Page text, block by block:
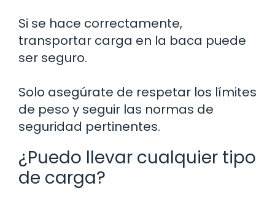
Si se hace correctamente,
transportar carga en la baca puede
ser seguro.
Solo asegúrate de respetar los límites
de peso y seguir las normas de
seguridad pertinentes.
¿Puedo llevar cualquier tipo
de carga?